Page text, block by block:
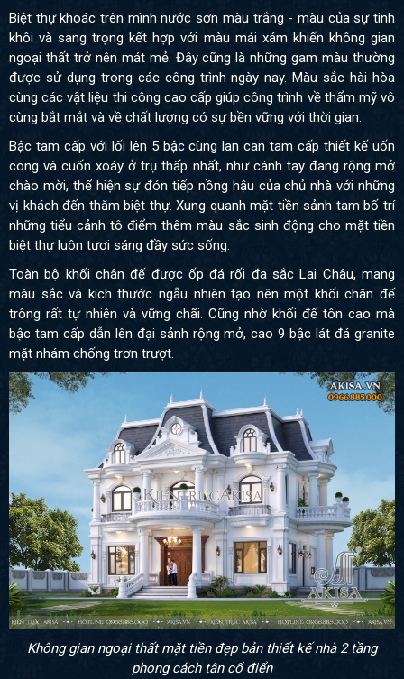
Biệt thự khoác trên mình nước sơn màu trắng - màu của sự tinh
khôi và sang trọng kết hợp với màu mái xám khiến không gian
ngoại thất trở nên mát mẻ. Đây cũng là những gam màu thường
được sử dụng trong các công trình ngày nay. Màu sắc hài hòa
cùng các vật liệu thi công cao cấp giúp công trình về thẩm mỹ vô
cùng bắt mắt và về chất lượng có sự bền vững với thời gian.
Bậc tam cấp với lối lên 5 bậc cùng lan can tam cấp thiết kế uốn
cong và cuốn xoáy ở trụ thấp nhất, như cánh tay đang rộng mở
chào mời, thể hiện sự đón tiếp nồng hậu của chủ nhà với những
vị khách đến thăm biệt thự. Xung quanh mặt tiền sảnh tam bố trí
những tiểu cảnh tô điểm thêm màu sắc sinh động cho mặt tiền
biệt thự luôn tươi sáng đầy sức sống.
Toàn bộ khối chân đế được ốp đá rối đa sắc Lai Châu, mang
màu sắc và kích thước ngẫu nhiên tạo nên một khối chân đế
trông rất tự nhiên và vững chãi. Cũng nhờ khối đế tôn cao mà
bậc tam cấp dẫn lên đại sảnh rộng mở, cao 9 bậc lát đá granite
mặt nhám chống trơn trượt.
Không gian ngoại thất mặt tiền đẹp bản thiết kế nhà 2 tầng
phong cách tân cổ điển